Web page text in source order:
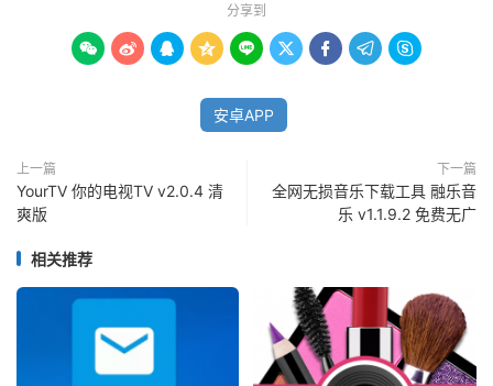
分享到
        
安卓APP
上一篇
YourTV 你的电视TV v2.0.4 清
爽版
下一篇
全网无损音乐下载工具 融乐音
乐 v1.1.9.2 免费无广
相关推荐